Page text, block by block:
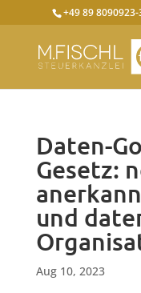
+49 89 8090923-
Daten-
Gesetz:
und
Aug 10, 2023